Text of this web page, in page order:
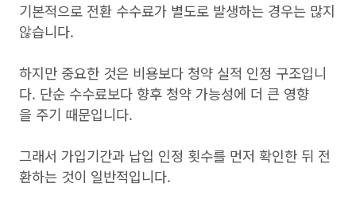
기본적으로 전환 수수료가 별도로 발생하는 경우는 많지
않습니다.
하지만 중요한 것은 비용보다 청약 실적 인정 구조입니
다. 단순 수수료보다 향후 청약 가능성에 더 큰 영향
을 주기 때문입니다.
그래서 가입기간과 납입 인정 횟수를 먼저 확인한 뒤 전
환하는 것이 일반적입니다.